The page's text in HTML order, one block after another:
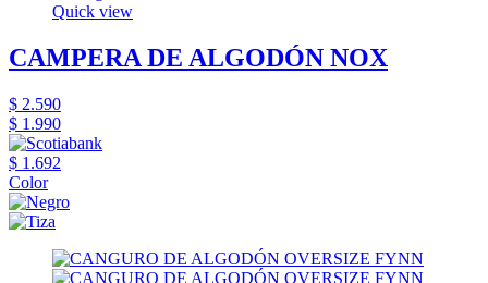
Quick view
CAMPERA DE ALGODÓN NOX
$ 2.590
$ 1.990
$ 1.692
Color